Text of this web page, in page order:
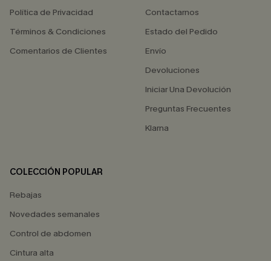
Política de Privacidad
Términos & Condiciones
Comentarios de Clientes
Contactarnos
Estado del Pedido
Envío
Devoluciones
Iniciar Una Devolución
Preguntas Frecuentes
Klarna
COLECCIÓN POPULAR
Rebajas
Novedades semanales
Control de abdomen
Cintura alta